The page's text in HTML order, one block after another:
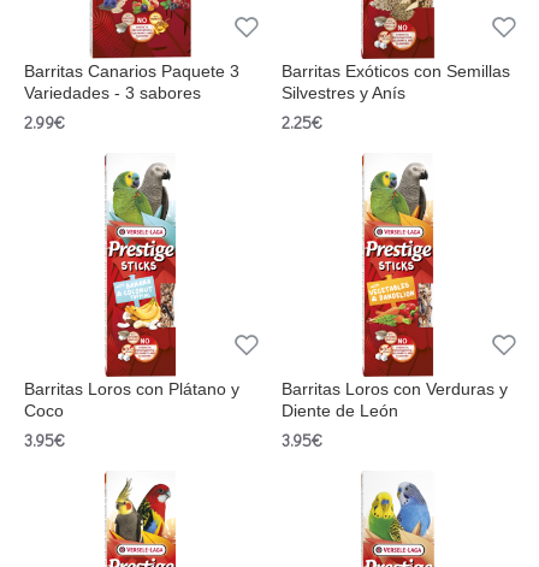
Barritas Canarios Paquete 3
Variedades - 3 sabores
2.99€
Barritas Exóticos con Semillas
Silvestres y Anís
2.25€
Barritas Loros con Plátano y
Coco
3.95€
Barritas Loros con Verduras y
Diente de León
3.95€